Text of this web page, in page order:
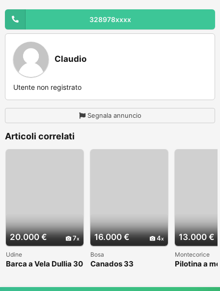
328978xxxx
Claudio
Utente non registrato
Segnala annuncio
Articoli correlati
20.000 € 7
Udine
Barca a Vela Dullia 30
16.000 € 4
Bosa
Canados 33
13.000 €
Montecorice
Pilotina a